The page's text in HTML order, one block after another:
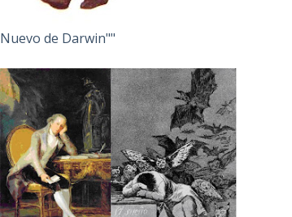
Nuevo de Darwin""